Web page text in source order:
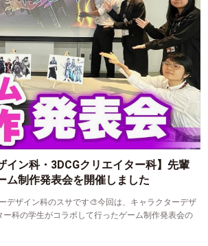
イン科・3DCGクリエイター科】先輩
ム制作発表会を開催しました
デザイン科のスサです🎨今回は、キャラクターデザ
ー科の学生がコラボして行ったゲーム制作発表会の